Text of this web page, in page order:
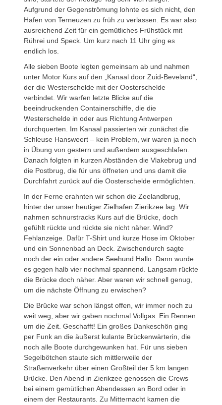
Aufgrund der Gegenströmung lohnte es sich nicht, den
Hafen von Terneuzen zu früh zu verlassen. Es war also
ausreichend Zeit für ein gemütliches Frühstück mit
Rührei und Speck. Um kurz nach 11 Uhr ging es
endlich los.
Alle sieben Boote legten gemeinsam ab und nahmen
unter Motor Kurs auf den „Kanaal door Zuid-Beveland“,
der die Westerschelde mit der Oosterschelde
verbindet. Wir warfen letzte Blicke auf die
beeindruckenden Containerschiffe, die die
Westerschelde in oder aus Richtung Antwerpen
durchquerten. Im Kanaal passierten wir zunächst die
Schleuse Hansweert – kein Problem, wir waren ja noch
in Übung von gestern und außerdem ausgeschlafen.
Danach folgten in kurzen Abständen die Vlakebrug und
die Postbrug, die für uns öffneten und uns damit die
Durchfahrt zurück auf die Oosterschelde ermöglichten.
In der Ferne erahnten wir schon die Zeelandbrug,
hinter der unser heutiger Zielhafen Zierikzee lag. Wir
nahmen schnurstracks Kurs auf die Brücke, doch
gefühlt rückte und rückte sie nicht näher. Wind?
Fehlanzeige. Dafür T-Shirt und kurze Hose im Oktober
und ein Sonnenbad an Deck. Zwischendurch sagte
noch der ein oder andere Seehund Hallo. Dann wurde
es gegen halb vier nochmal spannend. Langsam rückte
die Brücke doch näher. Aber waren wir schnell genug,
um die nächste Öffnung zu erwischen?
Die Brücke war schon längst offen, wir immer noch zu
weit weg, aber wir gaben nochmal Vollgas. Ein Rennen
um die Zeit. Geschafft! Ein großes Dankeschön ging
per Funk an die äußerst kulante Brückenwärterin, die
noch alle Boote durchgewunken hat. Für uns sieben
Segelbötchen staute sich mittlerweile der
Straßenverkehr über einen Großteil der 5 km langen
Brücke. Den Abend in Zierikzee genossen die Crews
bei einem gemütlichen Abendessen an Bord oder in
einem der Restaurants. Zu Mitternacht kamen die